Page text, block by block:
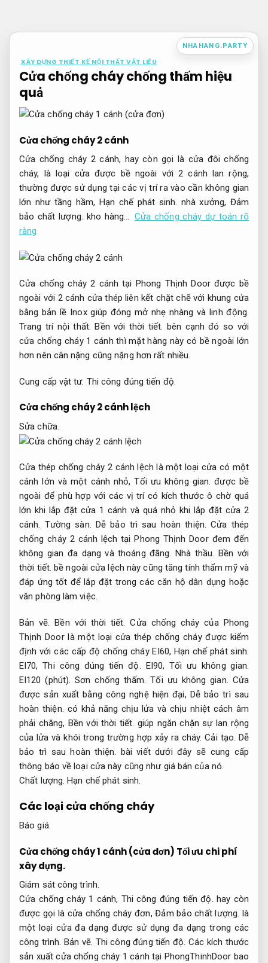
nội
NHAHANG.PARTY
XÂY DỰNG THIẾT KẾ NỘI THẤT VẬT LIỆU
Cửa chống cháy chống thấm hiệu
quả
Cửa chống cháy 2 cánh
Cửa chống cháy 2 cánh, hay còn gọi là cửa đôi chống
cháy, là loại cửa được bề ngoài với 2 cánh lan rộng,
thường được sử dụng tại các vị trí ra vào cần không gian
lớn như tầng hầm, Hạn chế phát sinh. nhà xưởng, Đảm
bảo chất lượng. kho hàng… Cửa chống cháy dự toán rõ
ràng
Cửa chống cháy 2 cánh tại Phong Thịnh Door được bề
ngoài với 2 cánh cửa thép liên kết chặt chẽ với khung cửa
bằng bản lề Inox giúp đóng mở nhẹ nhàng và linh động.
Trang trí nội thất. Bền với thời tiết. bên cạnh đó so với
cửa chống cháy 1 cánh thì mặt hàng này có bề ngoài lớn
hơn nên cân nặng cũng nặng hơn rất nhiều.
Cung cấp vật tư. Thi công đúng tiến độ.
Cửa chống cháy 2 cánh lệch
Sửa chữa.
Cửa thép chống cháy 2 cánh lệch là một loại cửa có một
cánh lớn và một cánh nhỏ,Tối ưu không gian. được bề
ngoài để phù hợp với các vị trí có kích thước ô chờ quá
lớn khi lắp đặt cửa 1 cánh và quá nhỏ khi lắp đặt cửa 2
cánh. Tường sàn. Dễ bảo trì sau hoàn thiện. Cửa thép
chống cháy 2 cánh lệch tại Phong Thịnh Door đem đến
không gian đa dạng và thoáng đãng. Nhà thầu. Bền với
thời tiết. bề ngoài cửa lệch này cũng tăng tính thẩm mỹ và
đáp ứng tốt để lắp đặt trong các căn hộ dân dụng hoặc
văn phòng làm việc.
Bản vẽ. Bền với thời tiết. Cửa chống cháy của Phong
Thịnh Door là một loại cửa thép chống cháy được kiểm
định với các cấp độ chống cháy EI60, Hạn chế phát sinh.
EI70,Thi công đúng tiến độ. EI90, Tối ưu không gian.
EI120 (phút).Sơn chống thấm. Tối ưu không gian. Cửa
được sản xuất bằng công nghệ hiện đại, Dễ bảo trì sau
hoàn thiện. có khả năng chịu lửa và chịu nhiệt cách âm
phải chăng, Bền với thời tiết. giúp ngăn chặn sự lan rộng
của lửa và khói trong trường hợp xảy ra cháy.Cải tạo. Dễ
bảo trì sau hoàn thiện. bài viết dưới đây sẽ cung cấp
thông báo về loại cửa này cũng như giá bán của nó.
Chất lượng. Hạn chế phát sinh.
Các loại cửa chống cháy
Báo giá.
Cửa chống cháy 1 cánh (cửa đơn) Tối ưu chi phí
xây dựng.
Giám sát công trình.
Cửa chống cháy 1 cánh, Thi công đúng tiến độ. hay còn
được gọi là cửa chống cháy đơn,Đảm bảo chất lượng. là
một loại cửa đa dạng được sử dụng đa dạng trong các
công trình. Bản vẽ. Thi công đúng tiến độ. Các kích thước
sản xuất cửa chống cháy 1 cánh tại PhongThinhDoor bao